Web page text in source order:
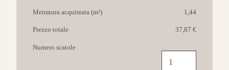
Metratura acquistata (m²) 1,44
Prezzo totale 37,87 €
PETRUS
Numero scatole